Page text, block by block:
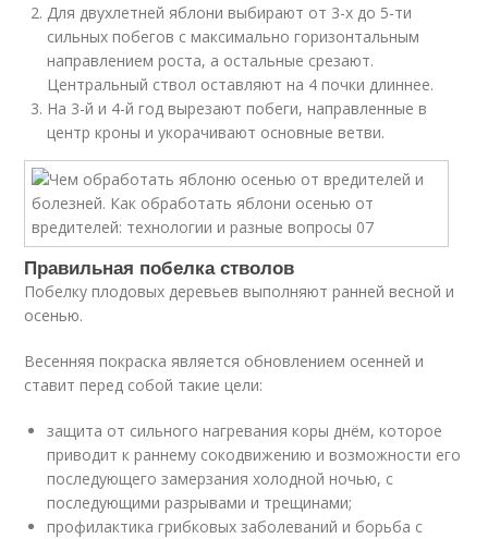
Для двухлетней яблони выбирают от 3-х до 5-ти
сильных побегов с максимально горизонтальным
направлением роста, а остальные срезают.
Центральный ствол оставляют на 4 почки длиннее.
На 3-й и 4-й год вырезают побеги, направленные в
центр кроны и укорачивают основные ветви.
Правильная побелка стволов
Побелку плодовых деревьев выполняют ранней весной и
осенью.
Весенняя покраска является обновлением осенней и
ставит перед собой такие цели:
защита от сильного нагревания коры днём, которое
приводит к раннему сокодвижению и возможности его
последующего замерзания холодной ночью, с
последующими разрывами и трещинами;
профилактика грибковых заболеваний и борьба с